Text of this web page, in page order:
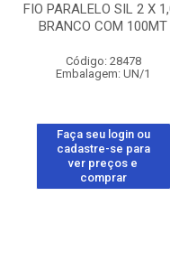
FIO PARALELO SIL 2 X
BRANCO COM 100MT
Código: 28478
Embalagem: UN/1
Faça seu login ou
cadastre-se para
ver preços e
comprar